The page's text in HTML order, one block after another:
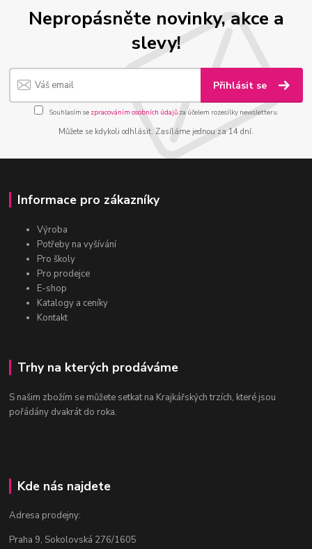
Nepropásněte novinky, akce a
slevy!
Přihlásit se
Souhlasím se zpracováním osobních údajůza účelem rozesílky newsletteru.
Můžete se kdykoli odhlásit. Zasíláme jednou za 14 dní.
Informace pro zákazníky
Výroba
Potřeby na vyšívání
Pro školy
Pro prodejce
E-shop
Katalogy a ceníky
Kontakt
Trhy na kterých prodáváme
S našim zbožím se můžete setkat na Krajkářských trzích, které jsou
pořádány dvakrát do roka.
Kde nás najdete
Adresa prodejny:
Praha 9, Sokolovská 276/1605